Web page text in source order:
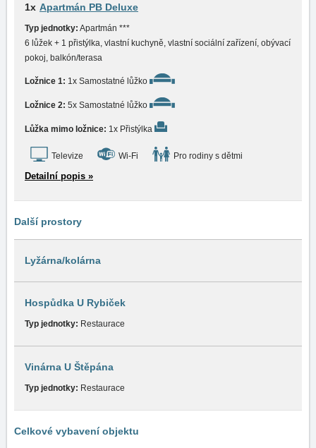
1x Apartmán PB Deluxe
Typ jednotky: Apartmán ***
6 lůžek + 1 přistýlka, vlastní kuchyně, vlastní sociální zařízení, obývací
pokoj, balkón/terasa
Ložnice 1: 1x Samostatné lůžko
Ložnice 2: 5x Samostatné lůžko
Lůžka mimo ložnice: 1x Přistýlka
Televize Wi-Fi Pro rodiny s dětmi
Detailní popis »
Další prostory
Lyžárna/kolárna
Hospůdka U Rybiček
Typ jednotky: Restaurace
Vinárna U Štěpána
Typ jednotky: Restaurace
Celkové vybavení objektu